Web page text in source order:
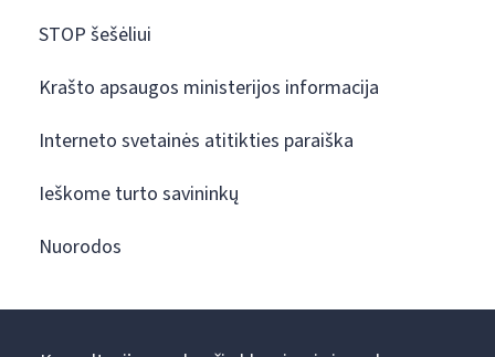
STOP šešėliui
Krašto apsaugos ministerijos informacija
Interneto svetainės atitikties paraiška
Ieškome turto savininkų
Nuorodos